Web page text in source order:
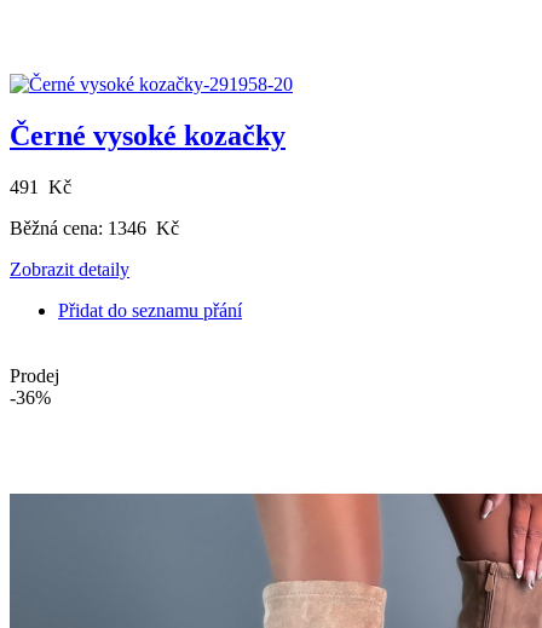
Černé vysoké kozačky
491 Kč
Běžná cena: 1346 Kč
Zobrazit detaily
Přidat do seznamu přání
Prodej
-36%